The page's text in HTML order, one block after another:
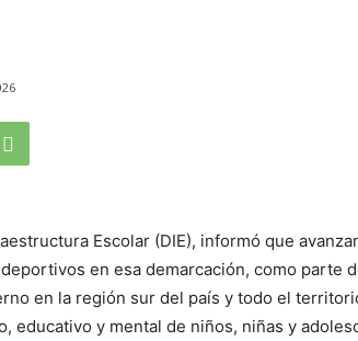
Escolar (DIE), informó que
en esa demarcación, como parte
en la región sur del país y todo el
educativo y mental de niños, niñas y